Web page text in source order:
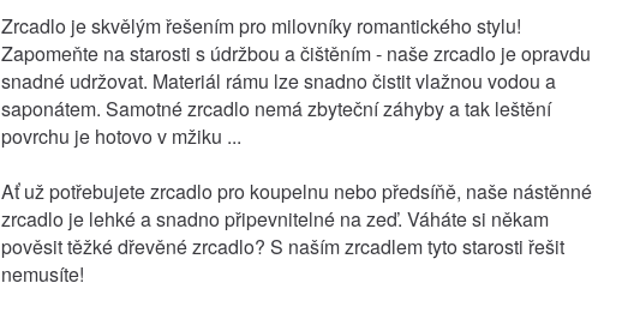
Zrcadlo je skvělým řešením pro milovníky romantického stylu!
Zapomeňte na starosti s údržbou a čištěním - naše zrcadlo je opravdu
snadné udržovat. Materiál rámu lze snadno čistit vlažnou vodou a
saponátem. Samotné zrcadlo nemá zbyteční záhyby a tak leštění
povrchu je hotovo v mžiku ...
Ať už potřebujete zrcadlo pro koupelnu nebo předsíňě, naše nástěnné
zrcadlo je lehké a snadno připevnitelné na zeď. Váháte si někam
pověsit těžké dřevěné zrcadlo? S naším zrcadlem tyto starosti řešit
nemusíte!